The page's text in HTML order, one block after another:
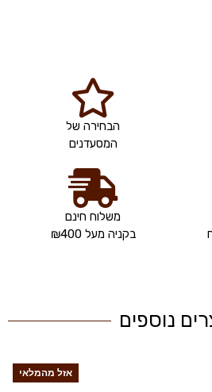
הבחירה של
המסעדנים
משלוח חינם
בקניה מעל ₪400
נוספים
אזל מהמלאי